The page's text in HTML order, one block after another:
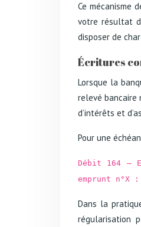
Ce mécanisme
votre résultat
disposer de
Écritures
Lorsque la
relevé
d’intérêts et
Pour une
Débit 164 –
emprunt n°X
Dans la
régularisation